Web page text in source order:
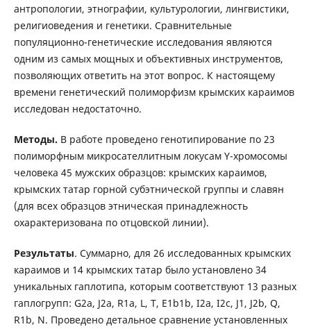
антропологии, этнографии, культурологии, лингвистики,
религиоведения и генетики. Сравнительные
популяционно-генетические исследования являются
одним из самых мощных и объективных инструментов,
позволяющих ответить на этот вопрос. К настоящему
времени генетический полиморфизм крымских караимов
исследован недостаточно.
Методы. В работе проведено генотипирование по 23
полиморфным микросателлитным локусам Y-хромосомы
человека 45 мужских образцов: крымских караимов,
крымских татар горной субэтнической группы и славян
(для всех образцов этническая принадлежность
охарактеризована по отцовской линии).
Результаты. Суммарно, для 26 исследованных крымских
караимов и 14 крымских татар было установлено 34
уникальных гаплотипа, которым соответствуют 13 разных
гаплогрупп: G2a, J2a, R1a, L, T, E1b1b, I2a, I2c, J1, J2b, Q,
R1b, N. Проведено детальное сравнение установленных